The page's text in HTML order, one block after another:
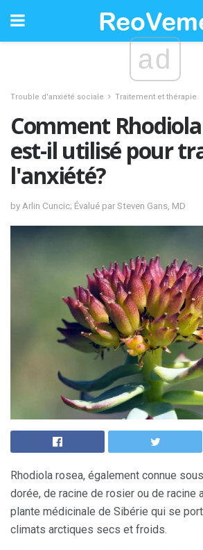
ad
Trouble d'anxiété sociale Traitement et thérapie
Comment
est-il utilisé pour
l'anxiété?
by Arlin Cuncic; Évalué par Steven Gans, MD
Rhodiola rosea, également connue
dorée, de racine de rosier ou de racine
plante médicinale de Sibérie qui se
climats arctiques secs et froids.